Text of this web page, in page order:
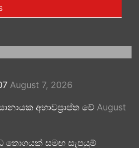
August 7, 2026
අභාවප්‍රාප්ත වේ August
තොගයක් සමඟ සැපයුම්